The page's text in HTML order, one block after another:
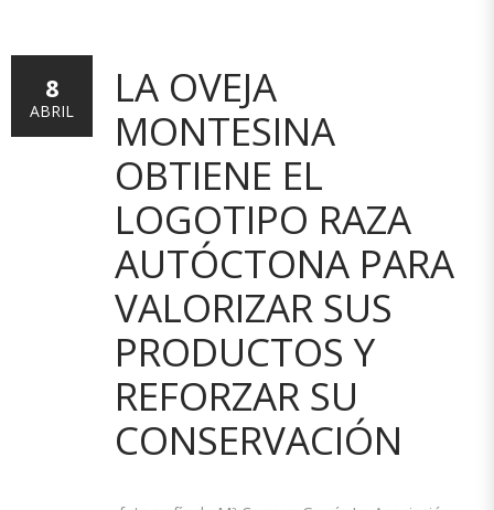
LA OVEJA
MONTESINA
OBTIENE EL
LOGOTIPO RAZA
AUTÓCTONA PARA
VALORIZAR SUS
PRODUCTOS Y
REFORZAR SU
CONSERVACIÓN
8
ABRIL